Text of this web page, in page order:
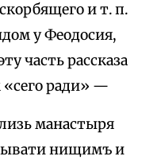
и т. п.
у Феодосия,
часть рассказа
ради» —
манастыря
нищимъ и